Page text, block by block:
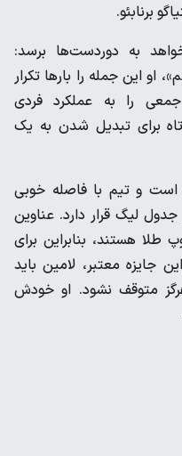
برنابئو.
به دوردست‌ها برسد:
او این جمله را بارها تکرار
را به عملکرد فردی
برای تبدیل شدن به یک
و تیم با فاصله خوبی
لیگ قرار دارد. عناوین
هستند، بنابراین برای
جایزه معتبر، لامین باید
هرگز متوقف نشود. او خودش